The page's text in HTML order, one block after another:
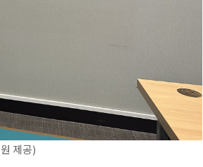
제공)